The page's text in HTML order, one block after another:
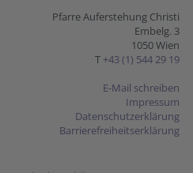
Pfarre Auferstehung Christi
Embelg. 3
1050 Wien
T +43 (1) 544 29 19
E-Mail schreiben
Impressum
Datenschutzerklärung
Barrierefreiheitserklärung